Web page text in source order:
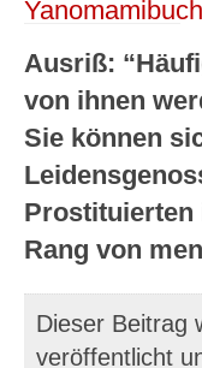
Ausriß:
von ihnen
Sie können
Prostituierten
Rang von
Dieser Beitrag
veröffentlicht